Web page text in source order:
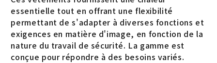
essentielle tout en offrant une flexibilité
permettant de s'adapter à diverses fonctions et
exigences en matière d'image, en fonction de la
nature du travail de sécurité. La gamme est
conçue pour répondre à des besoins variés.